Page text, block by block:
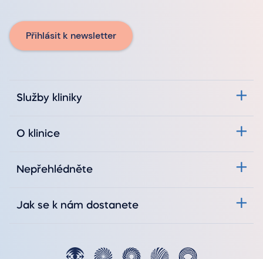
Přihlásit k newsletter
Služby kliniky
O klinice
Nepřehlédněte
Jak se k nám dostanete